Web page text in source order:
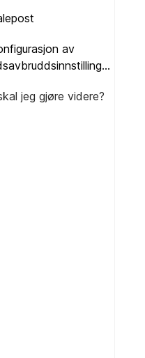
av
jeg gjøre videre?